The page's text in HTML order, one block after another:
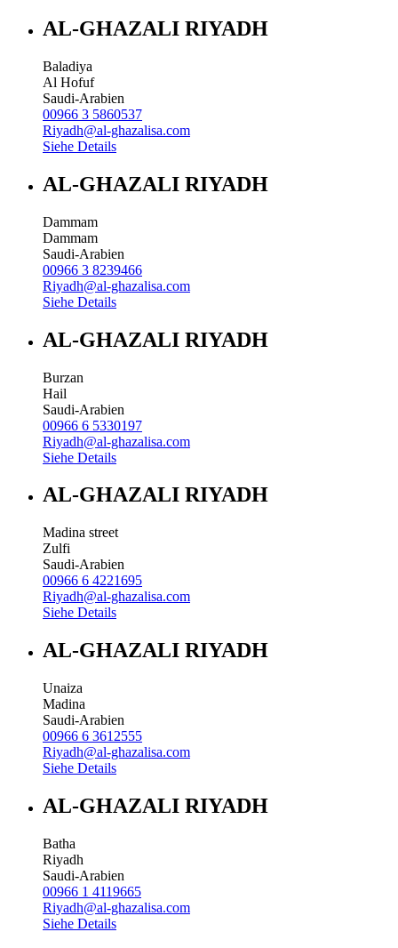
AL-GHAZALI RIYADH
Baladiya
Al Hofuf
Saudi-Arabien
00966 3 5860537
Riyadh@al-ghazalisa.com
Siehe Details
AL-GHAZALI RIYADH
Dammam
Dammam
Saudi-Arabien
00966 3 8239466
Riyadh@al-ghazalisa.com
Siehe Details
AL-GHAZALI RIYADH
Burzan
Hail
Saudi-Arabien
00966 6 5330197
Riyadh@al-ghazalisa.com
Siehe Details
AL-GHAZALI RIYADH
Madina street
Zulfi
Saudi-Arabien
00966 6 4221695
Riyadh@al-ghazalisa.com
Siehe Details
AL-GHAZALI RIYADH
Unaiza
Madina
Saudi-Arabien
00966 6 3612555
Riyadh@al-ghazalisa.com
Siehe Details
AL-GHAZALI RIYADH
Batha
Riyadh
Saudi-Arabien
00966 1 4119665
Riyadh@al-ghazalisa.com
Siehe Details